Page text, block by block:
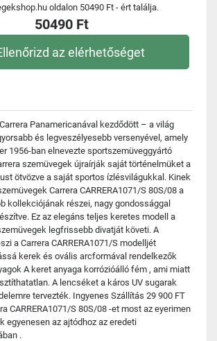
oldalon 50490 Ft - ért találja.
50490 Ft
az elérhetőséget
Panamericanával kezdődött – a világ
és legveszélyesebb versenyével, amely
1956-ban elnevezte sportszemüveggyártó
szemüvegek újraírják saját történelmüket a
ötvözve a saját sportos ízlésvilágukkal. Kinek
Carrera CARRERA1071/S 80S/08 a
kollekciójának részei, nagy gondossággal
Ez az elegáns teljes keretes modell a
legfrissebb divatját követi. A
a Carrera CARRERA1071/S modelljét
kerek és ovális arcformával rendelkezők
A keret anyaga korrózióálló fém , ami miatt
A lencséket a káros UV sugarak
tervezték. Ingyenes Szállítás 29 900 FT
CARRERA1071/S 80S/08 -et most az eyerimen
egyenesen az ajtódhoz az eredeti
.